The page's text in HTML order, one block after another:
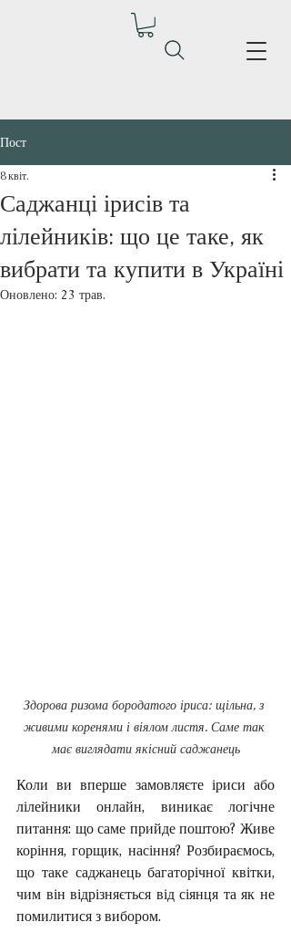
Пост
Саджанці ірисів та
лілейників: що це таке, як
вибрати та купити в Україні
8 квіт.
Оновлено: 23 трав.
Здорова ризома бородатого іриса: щільна, з
живими коренями і віялом листя. Саме так
має виглядати якісний саджанець
Коли ви вперше замовляєте іриси або
лілейники онлайн, виникає логічне
питання: що саме прийде поштою? Живе
коріння, горщик, насіння? Розбираємось,
що таке саджанець багаторічної квітки,
чим він відрізняється від сіянця та як не
помилитися з вибором.